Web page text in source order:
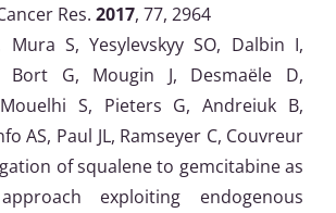
Res. 2017, 77, 2964
Mura S, Yesylevskyy SO, Dalbin I,
Bort G, Mougin J, Desmaële D,
S, Pieters G, Andreiuk B,
AS, Paul JL, Ramseyer C, Couvreur
of squalene to gemcitabine as
exploiting endogenous